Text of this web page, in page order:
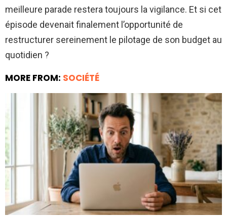
meilleure parade restera toujours la vigilance. Et si cet
épisode devenait finalement l’opportunité de
restructurer sereinement le pilotage de son budget au
quotidien ?
MORE FROM: SOCIÉTÉ